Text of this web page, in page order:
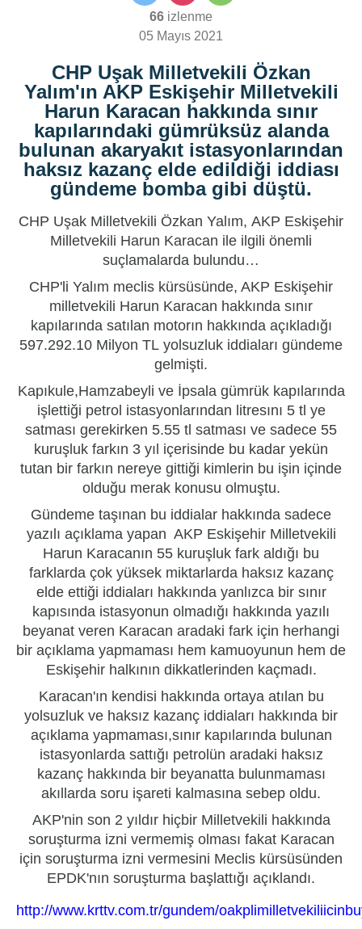
66 izlenme
05 Mayıs 2021
CHP Uşak Milletvekili Özkan
Yalım'ın AKP Eskişehir Milletvekili
Harun Karacan hakkında sınır
kapılarındaki gümrüksüz alanda
bulunan akaryakıt istasyonlarından
haksız kazanç elde edildiği iddiası
gündeme bomba gibi düştü.
CHP Uşak Milletvekili Özkan Yalım, AKP Eskişehir
Milletvekili Harun Karacan ile ilgili önemli
suçlamalarda bulundu…
CHP'li Yalım meclis kürsüsünde, AKP Eskişehir
milletvekili Harun Karacan hakkında sınır
kapılarında satılan motorın hakkında açıkladığı
597.292.10 Milyon TL yolsuzluk iddiaları gündeme
gelmişti.
Kapıkule,Hamzabeyli ve İpsala gümrük kapılarında
işlettiği petrol istasyonlarından litresını 5 tl ye
satması gerekirken 5.55 tl satması ve sadece 55
kuruşluk farkın 3 yıl içerisinde bu kadar yekün
tutan bir farkın nereye gittiği kimlerin bu işin içinde
olduğu merak konusu olmuştu.
Gündeme taşınan bu iddialar hakkında sadece
yazılı açıklama yapan AKP Eskişehir Milletvekili
Harun Karacanın 55 kuruşluk fark aldığı bu
farklarda çok yüksek miktarlarda haksız kazanç
elde ettiği iddiaları hakkında yanlızca bir sınır
kapısında istasyonun olmadığı hakkında yazılı
beyanat veren Karacan aradaki fark için herhangi
bir açıklama yapmaması hem kamuoyunun hem de
Eskişehir halkının dikkatlerinden kaçmadı.
Karacan'ın kendisi hakkında ortaya atılan bu
yolsuzluk ve haksız kazanç iddiaları hakkında bir
açıklama yapmaması,sınır kapılarında bulunan
istasyonlarda sattığı petrolün aradaki haksız
kazanç hakkında bir beyanatta bulunmaması
akıllarda soru işareti kalmasına sebep oldu.
AKP'nin son 2 yıldır hiçbir Milletvekili hakkında
soruşturma izni vermemiş olması fakat Karacan
için soruşturma izni vermesini Meclis kürsüsünden
EPDK'nın soruşturma başlattığı açıklandı.
http://www.krttv.com.tr/gundem/